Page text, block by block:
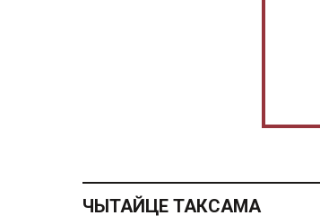
ЧЫТАЙЦЕ ТАКСАМА